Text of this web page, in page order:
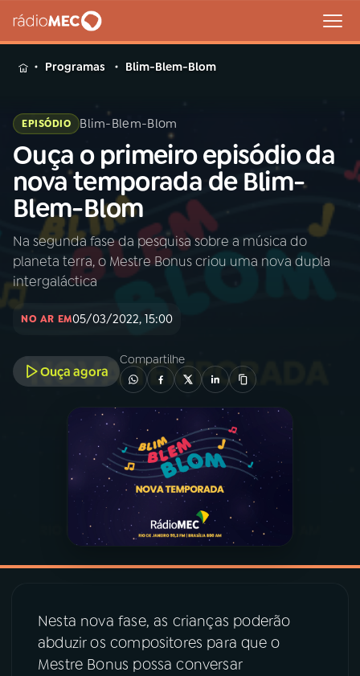
MENU
Buscar
na
Rádio
MEC
Buscar
Início AO VIVO
PROGRAMAS
PODCASTS
08PRÊMIO RÁDIO MEC
Programas Blim-Blem-Blom
EPISÓDIO Blim-Blem-Blom
Ouça o primeiro episódio da
nova temporada de Blim-
Blem-Blom
Na segunda fase da pesquisa sobre a música do
planeta terra, o Mestre Bonus criou uma nova dupla
intergaláctica
NO AR EM05/03/2022, 15:00
Ouça agora
Compartilhe
Nesta nova fase, as crianças poderão
abduzir os compositores para que o
Mestre Bonus possa conversar